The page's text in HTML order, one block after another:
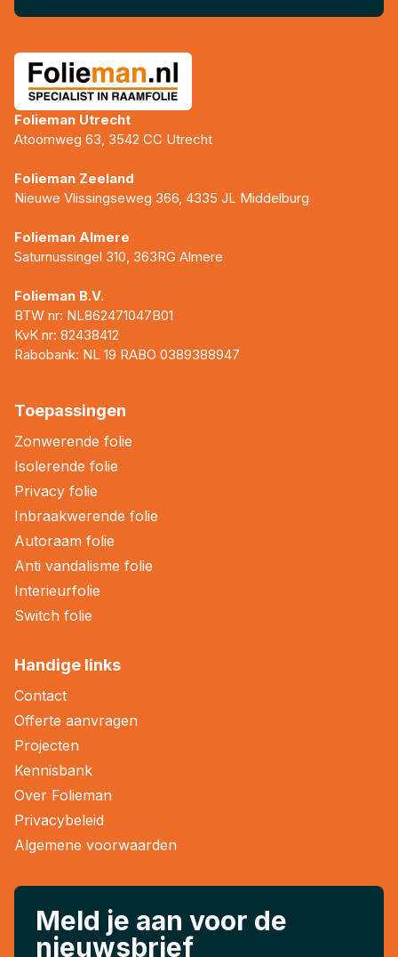
Folieman Utrecht
Atoomweg 63, 3542 CC Utrecht
Folieman Zeeland
Nieuwe Vlissingseweg 366, 4335 JL Middelburg
Folieman Almere
Saturnussingel 310, 363RG Almere
Folieman B.V.
BTW nr: NL862471047B01
KvK nr: 82438412
Rabobank: NL 19 RABO 0389388947
Toepassingen
Zonwerende folie
Isolerende folie
Privacy folie
Inbraakwerende folie
Autoraam folie
Anti vandalisme folie
Interieurfolie
Switch folie
Handige links
Contact
Offerte aanvragen
Projecten
Kennisbank
Over Folieman
Privacybeleid
Algemene voorwaarden
Meld je aan voor de
nieuwsbrief